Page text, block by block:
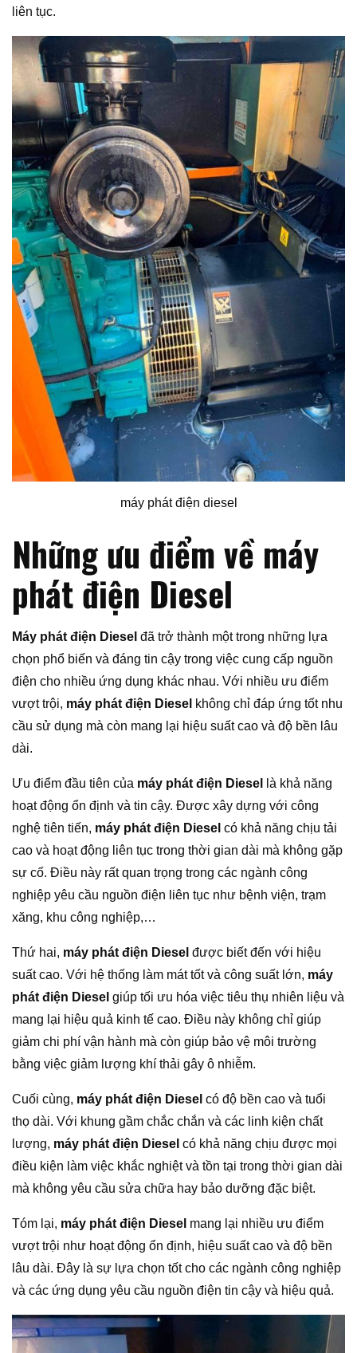
liên tục.
máy phát điện diesel
Những ưu điểm về máy
phát điện Diesel
Máy phát điện Diesel đã trở thành một trong những lựa
chọn phổ biến và đáng tin cậy trong việc cung cấp nguồn
điện cho nhiều ứng dụng khác nhau. Với nhiều ưu điểm
vượt trội, máy phát điện Diesel không chỉ đáp ứng tốt nhu
cầu sử dụng mà còn mang lại hiệu suất cao và độ bền lâu
dài.
Ưu điểm đầu tiên của máy phát điện Diesel
là khả năng
hoạt động ổn định và tin cậy. Được xây dựng với công
nghệ tiên tiến, máy phát điện Diesel có khả năng chịu tải
cao và hoạt động liên tục trong thời gian dài mà không gặp
sự cố. Điều này rất quan trọng trong các ngành công
nghiệp yêu cầu nguồn điện liên tục như bệnh viện, trạm
xăng, khu công nghiệp,…
Thứ hai, máy phát điện Diesel được biết đến với hiệu
suất cao. Với hệ thống làm mát tốt và công suất lớn, máy
phát điện Diesel giúp tối ưu hóa việc tiêu thụ nhiên liệu và
mang lại hiệu quả kinh tế cao. Điều này không chỉ giúp
giảm chi phí vận hành mà còn giúp bảo vệ môi trường
bằng việc giảm lượng khí thải gây ô nhiễm.
Cuối cùng, máy phát điện Diesel có độ bền cao và tuổi
thọ dài. Với khung gầm chắc chắn và các linh kiện chất
lượng, máy phát điện Diesel có khả năng chịu được mọi
điều kiện làm việc khắc nghiệt và tồn tại trong thời gian dài
mà không yêu cầu sửa chữa hay bảo dưỡng đặc biệt.
Tóm lại, máy phát điện Diesel mang lại nhiều ưu điểm
vượt trội như hoạt động ổn định, hiệu suất cao và độ bền
lâu dài. Đây là sự lựa chọn tốt cho các ngành công nghiệp
và các ứng dụng yêu cầu nguồn điện tin cậy và hiệu quả.